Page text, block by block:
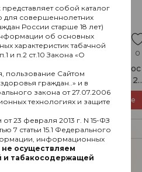
0
SEBERO Гид с ароматом Пафос
(Арбуз, Малина, Смородина), 25
гр.
240₽ Подробнее
Жвачка
Клубника
собой каталог
для совершеннолетних
России старше 18 лет)
об основных
характеристик табачной
и п.2 ст.10 Закона «О
пользование Сайтом
граждан..» и в
закона от 27.07.2006
технологиях и защите
23 февраля 2013 г. N 15-ФЗ
7 статьи 15.1 Федерального
информационных
не осуществляем
и табакосодержащей